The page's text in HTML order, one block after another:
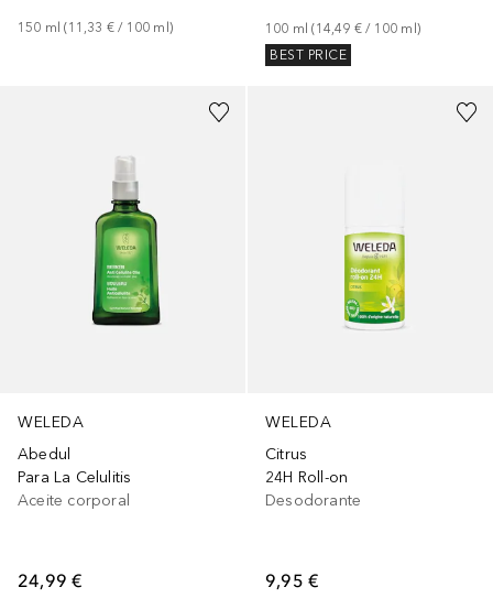
150 ml (11,33 € / 100 ml ) 100 ml (14,49 € / 100 ml )
BEST PRICE
WELEDA
Abedul
Para La Celulitis
Aceite corporal
24,99 €
WELEDA
Citrus
24H Roll-on
Desodorante
9,95 €